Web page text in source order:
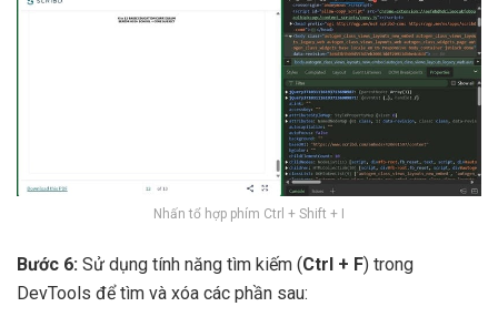
Nhấn tổ hợp phím Ctrl + Shift + I
Bước 6: Sử dụng tính năng tìm kiếm (Ctrl + F) trong
DevTools để tìm và xóa các phần sau: